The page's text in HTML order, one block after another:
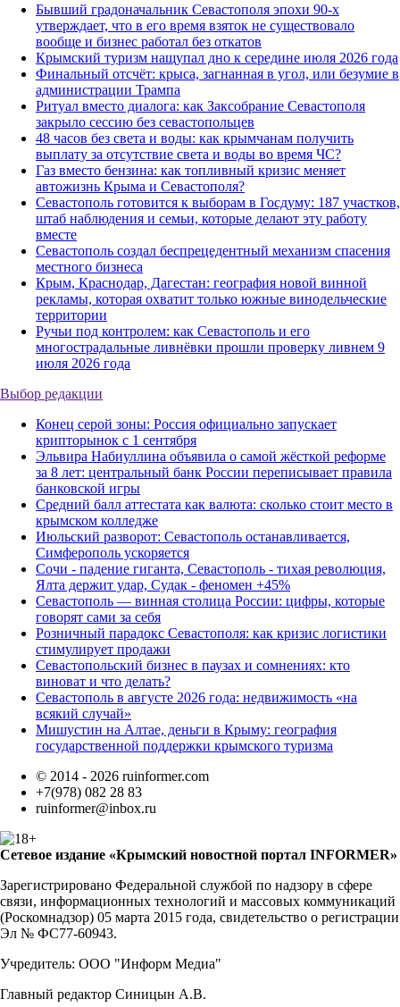
Бывший градоначальник Севастополя эпохи 90-х
утверждает, что в его время взяток не существовало
вообще и бизнес работал без откатов
Крымский туризм нащупал дно к середине июля 2026 года
Финальный отсчёт: крыса, загнанная в угол, или безумие в
администрации Трампа
Ритуал вместо диалога: как Заксобрание Севастополя
закрыло сессию без севастопольцев
48 часов без света и воды: как крымчанам получить
выплату за отсутствие света и воды во время ЧС?
Газ вместо бензина: как топливный кризис меняет
автожизнь Крыма и Севастополя?
Севастополь готовится к выборам в Госдуму: 187 участков,
штаб наблюдения и семьи, которые делают эту работу
вместе
Севастополь создал беспрецедентный механизм спасения
местного бизнеса
Крым, Краснодар, Дагестан: география новой винной
рекламы, которая охватит только южные винодельческие
территории
Ручьи под контролем: как Севастополь и его
многострадальные ливнёвки прошли проверку ливнем 9
июля 2026 года
Выбор редакции
Конец серой зоны: Россия официально запускает
крипторынок с 1 сентября
Эльвира Набиуллина объявила о самой жёсткой реформе
за 8 лет: центральный банк России переписывает правила
банковской игры
Средний балл аттестата как валюта: сколько стоит место в
крымском колледже
Июльский разворот: Севастополь останавливается,
Симферополь ускоряется
Сочи - падение гиганта, Севастополь - тихая революция,
Ялта держит удар, Судак - феномен +45%
Севастополь — винная столица России: цифры, которые
говорят сами за себя
Розничный парадокс Севастополя: как кризис логистики
стимулирует продажи
Севастопольский бизнес в паузах и сомнениях: кто
виноват и что делать?
Севастополь в августе 2026 года: недвижимость «на
всякий случай»
Мишустин на Алтае, деньги в Крыму: география
государственной поддержки крымского туризма
© 2014 - 2026 ruinformer.com
+7(978) 082 28 83
ruinformer@inbox.ru
Сетевое издание «Крымский новостной портал INFORMER»
Зарегистрировано Федеральной службой по надзору в сфере
связи, информационных технологий и массовых коммуникаций
(Роскомнадзор) 05 марта 2015 года, свидетельство о регистрации
Эл № ФС77-60943.
Учредитель: ООО "Информ Медиа"
Главный редактор Синицын А.В.